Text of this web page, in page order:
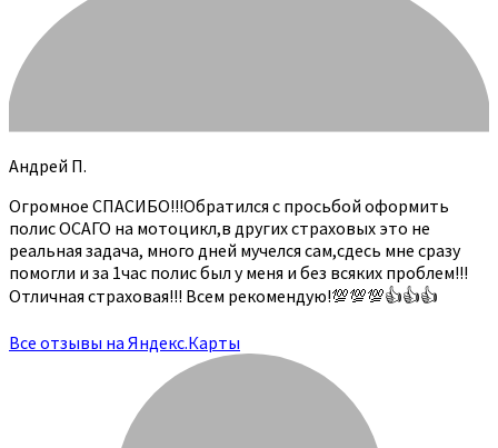
Андрей П.
Огромное СПАСИБО!!!Обратился с просьбой оформить
полис ОСАГО на мотоцикл,в других страховых это не
реальная задача, много дней мучелся сам,сдесь мне сразу
помогли и за 1час полис был у меня и без всяких проблем!!!
Отличная страховая!!! Всем рекомендую!💯💯💯👍👍👍
Все отзывы на Яндекс.Карты